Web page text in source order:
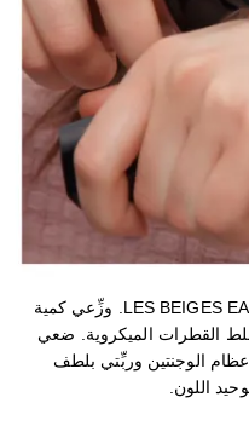
اِلفتي جميع الأنظار مع LES BEIGES EAU DE BLUSH. وزِّعي كمية
القطرات الميكروية. ضعي
الوجنتين وربِّتي بلطف
اللون.